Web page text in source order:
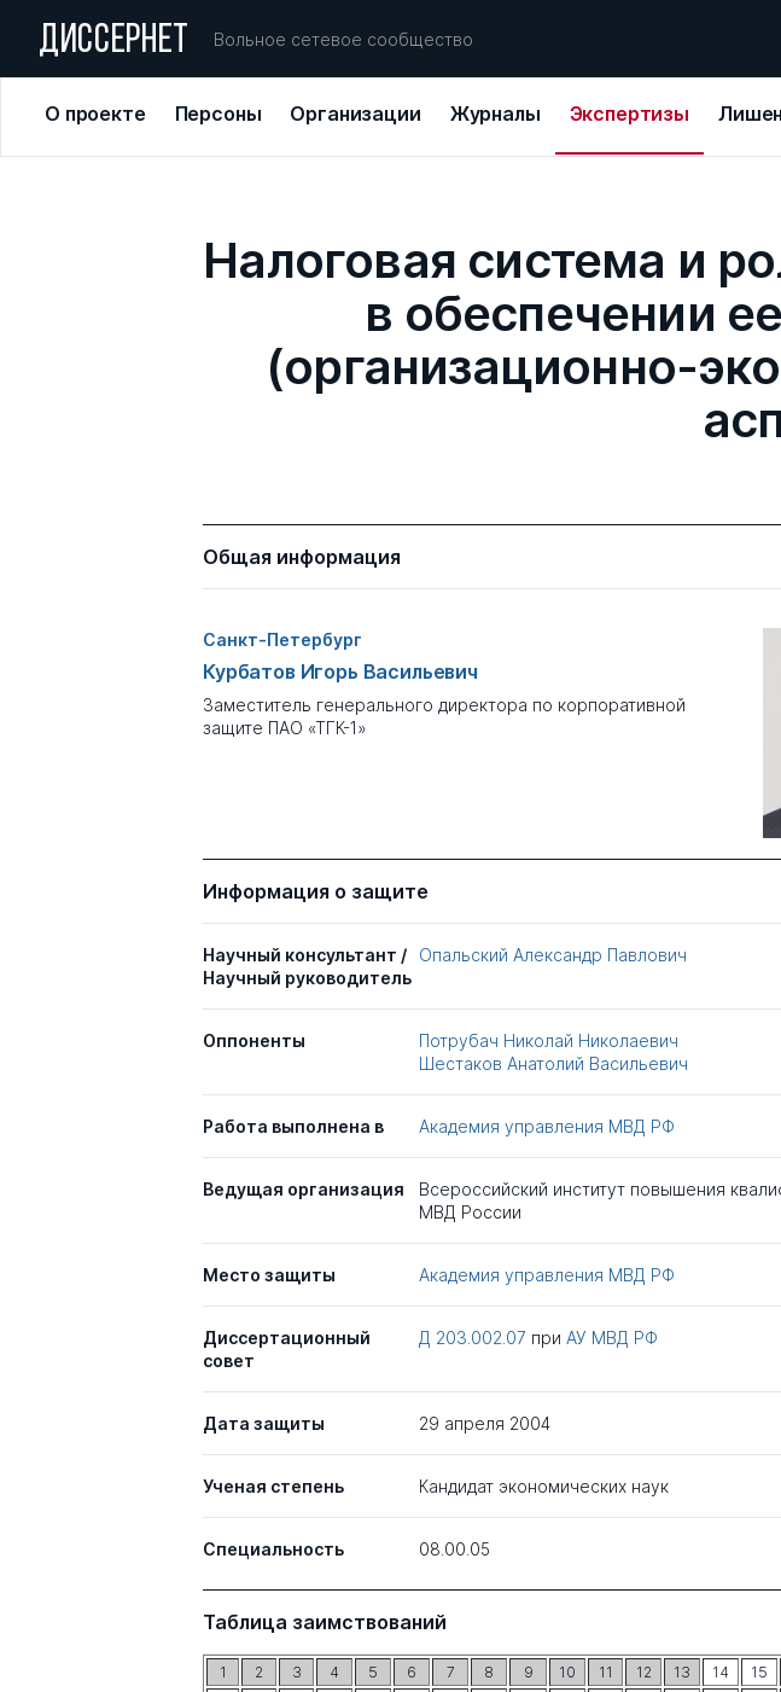
ДИССЕРНЕТ Вольное сетевое сообщество
О проекте Персоны Организации Журналы Экспертизы
Налоговая система и
в обеспечении
(организационно-
Общая информация
Санкт-Петербург
Курбатов Игорь Васильевич
Заместитель генерального директора по корпоративной
защите ПАО «ТГК-1»
Информация о защите
Научный консультант /
Научный руководитель
Опальский Александр Павлович
Оппоненты
Потрубач Николай Николаевич
Шестаков Анатолий Васильевич
Работа выполнена в Академия управления МВД РФ
Ведущая организация
Всероссийский институт повышения
МВД России
Место защиты Академия управления МВД РФ
Диссертационный
совет
Д 203.002.07 при АУ МВД РФ
Дата защиты 29 апреля 2004
Ученая степень Кандидат экономических наук
Специальность 08.00.05
Таблица заимствований
1 2 3 4 5 6 7 8 9 10 11 12 13 14 15